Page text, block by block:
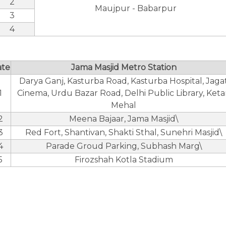
Maujpur - Babarpur
3
4
Jama Masjid Metro Station
Darya Ganj, Kasturba Road, Kasturba Hospital,
Cinema, Urdu Bazar Road, Delhi Public Library,
Mehal
Meena Bajaar, Jama Masjid\
Red Fort, Shantivan, Shakti Sthal, Sunehri Masjid\
Parade Groud Parking, Subhash Marg\
Firozshah Kotla Stadium